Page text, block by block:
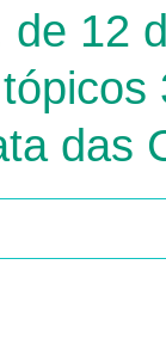
12
das